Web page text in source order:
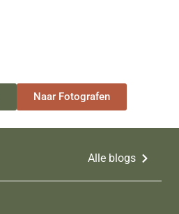
Naar Fotografen
Alle blogs